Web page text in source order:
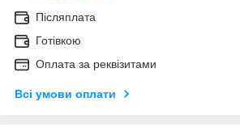
Післяплата
Готівкою
Оплата за реквізитами
Всі умови оплати